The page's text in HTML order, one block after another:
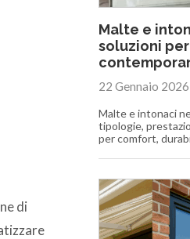
di
Malte e
soluzioni
22 Gennaio 2026
Malte e intonaci
tipologie,
per comfort,